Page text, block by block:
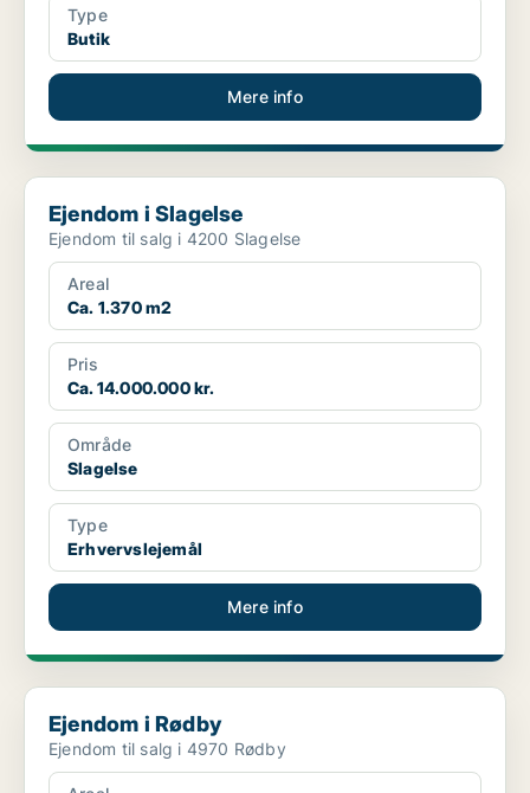
Type
Butik
Mere info
Ejendom i Slagelse
Ejendom i Slagelse
Ejendom til salg i 4200 Slagelse
Areal
Ca. 1.370 m2
Pris
Ca. 14.000.000 kr.
Område
Slagelse
Type
Erhvervslejemål
Mere info
Ejendom i Rødby
Ejendom i Rødby
Ejendom til salg i 4970 Rødby